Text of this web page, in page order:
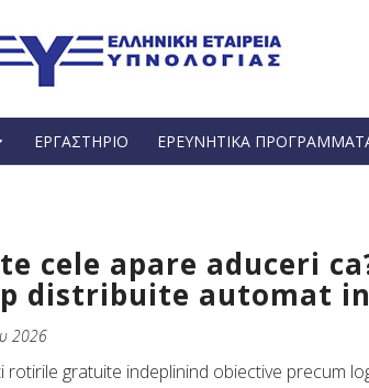
ΕΡΓΑΣΤΗΡΙΟ ΕΡΕΥΝΗΤΙΚΑ
cele apare aduceri
distribuite automat
2026
rotirile gratuite indeplinind obiective precum